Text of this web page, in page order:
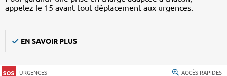
appelez le 15 avant tout déplacement aux urgences.
EN SAVOIR PLUS
URGENCES ACCÈS RAPIDES